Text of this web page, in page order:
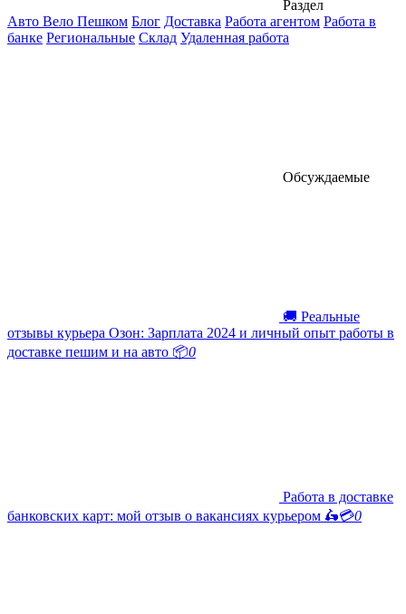
Раздел
Авто Вело Пешком Блог Доставка Работа агентом Работа в
банке Региональные Склад Удаленная работа
Обсуждаемые
🚚 Реальные
отзывы курьера Озон: Зарплата 2024 и личный опыт работы в
доставке пешим и на авто 📦0
Работа в доставке
банковских карт: мой отзыв о вакансиях курьером 🛵💳0